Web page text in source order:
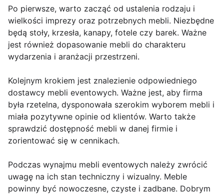
Po pierwsze, warto zacząć od ustalenia rodzaju i
wielkości imprezy oraz potrzebnych mebli. Niezbędne
będą stoły, krzesła, kanapy, fotele czy barek. Ważne
jest również dopasowanie mebli do charakteru
wydarzenia i aranżacji przestrzeni.
Kolejnym krokiem jest znalezienie odpowiedniego
dostawcy mebli eventowych. Ważne jest, aby firma
była rzetelna, dysponowała szerokim wyborem mebli i
miała pozytywne opinie od klientów. Warto także
sprawdzić dostępność mebli w danej firmie i
zorientować się w cennikach.
Podczas wynajmu mebli eventowych należy zwrócić
uwagę na ich stan techniczny i wizualny. Meble
powinny być nowoczesne, czyste i zadbane. Dobrym